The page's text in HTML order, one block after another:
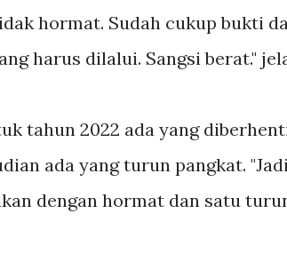
hormat. Sudah cukup bukti
harus dilalui. Sangsi berat."
tahun 2022 ada yang
ada yang turun pangkat.
dengan hormat dan satu